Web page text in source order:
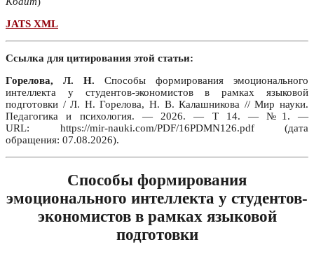
JATS XML
Ссылка для цитирования этой статьи:
Горелова, Л. Н. Способы формирования эмоционального
интеллекта у студентов-экономистов в рамках языковой
подготовки / Л. Н. Горелова, Н. В. Калашникова // Мир науки.
Педагогика и психология. — 2026. — Т 14. — №1. —
URL: https://mir-nauki.com/PDF/16PDMN126.pdf (дата
обращения: 07.08.2026).
Способы формирования
эмоционального интеллекта у студентов-
экономистов в рамках языковой
подготовки